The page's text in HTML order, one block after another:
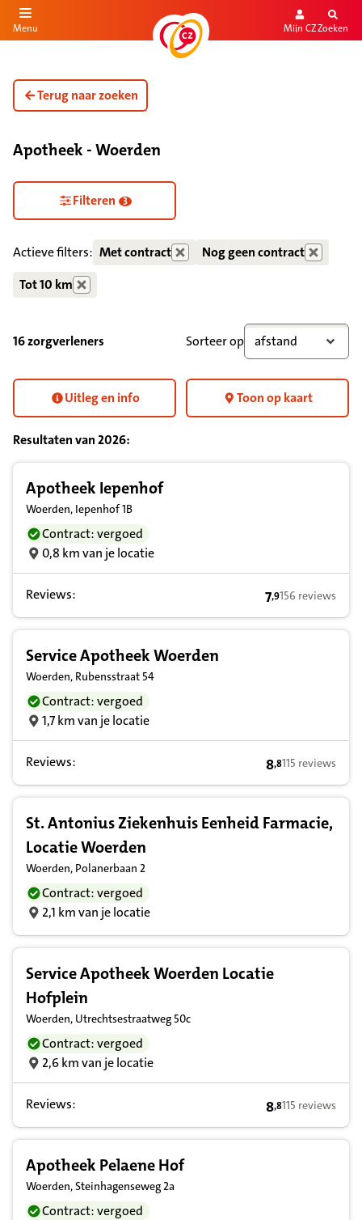
de inhoud
Menu Mijn CZZoeken
Terug naar zoeken
Apotheek - Woerden
Zorgdiensten verborgen
Filteren 3
Actieve filters: Met contract
Nog geen contract
Tot 10 km
16 zorgverleners Sorteer op afstand
Uitleg en info Toon op kaart
Resultaten van2026:
Apotheek Iepenhof
Woerden, Iepenhof 1B
Contract: vergoed
0,8 km van je locatie
Reviews: 7,9 op basis van
7,9156 reviews
Service Apotheek Woerden
Woerden, Rubensstraat 54
Contract: vergoed
1,7 km van je locatie
Reviews: 8,8 op basis van
8,8115 reviews
St. Antonius Ziekenhuis Eenheid Farmacie,
Locatie Woerden
Woerden, Polanerbaan 2
Contract: vergoed
2,1 km van je locatie
Service Apotheek Woerden Locatie
Hofplein
Woerden, Utrechtsestraatweg 50c
Contract: vergoed
2,6 km van je locatie
Reviews: 8,8 op basis van
8,8115 reviews
Apotheek Pelaene Hof
Woerden, Steinhagenseweg 2a
Contract: vergoed